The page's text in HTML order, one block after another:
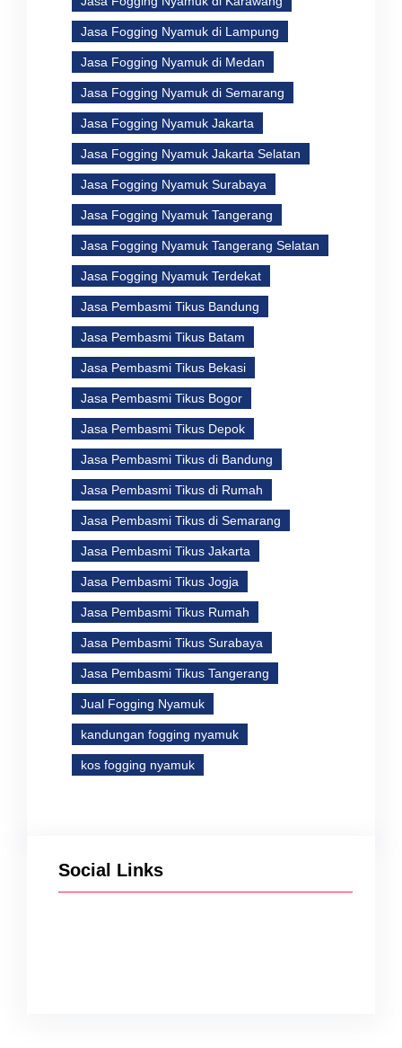
Jasa Fogging Nyamuk di Lampung
Jasa Fogging Nyamuk di Medan
Jasa Fogging Nyamuk di Semarang
Jasa Fogging Nyamuk Jakarta
Jasa Fogging Nyamuk Jakarta Selatan
Jasa Fogging Nyamuk Surabaya
Jasa Fogging Nyamuk Tangerang
Jasa Fogging Nyamuk Tangerang Selatan
Jasa Fogging Nyamuk Terdekat
Jasa Pembasmi Tikus Bandung
Jasa Pembasmi Tikus Batam
Jasa Pembasmi Tikus Bekasi
Jasa Pembasmi Tikus Bogor
Jasa Pembasmi Tikus Depok
Jasa Pembasmi Tikus di Bandung
Jasa Pembasmi Tikus di Rumah
Jasa Pembasmi Tikus di Semarang
Jasa Pembasmi Tikus Jakarta
Jasa Pembasmi Tikus Jogja
Jasa Pembasmi Tikus Rumah
Jasa Pembasmi Tikus Surabaya
Jasa Pembasmi Tikus Tangerang
Jual Fogging Nyamuk
kandungan fogging nyamuk
kos fogging nyamuk
Social Links